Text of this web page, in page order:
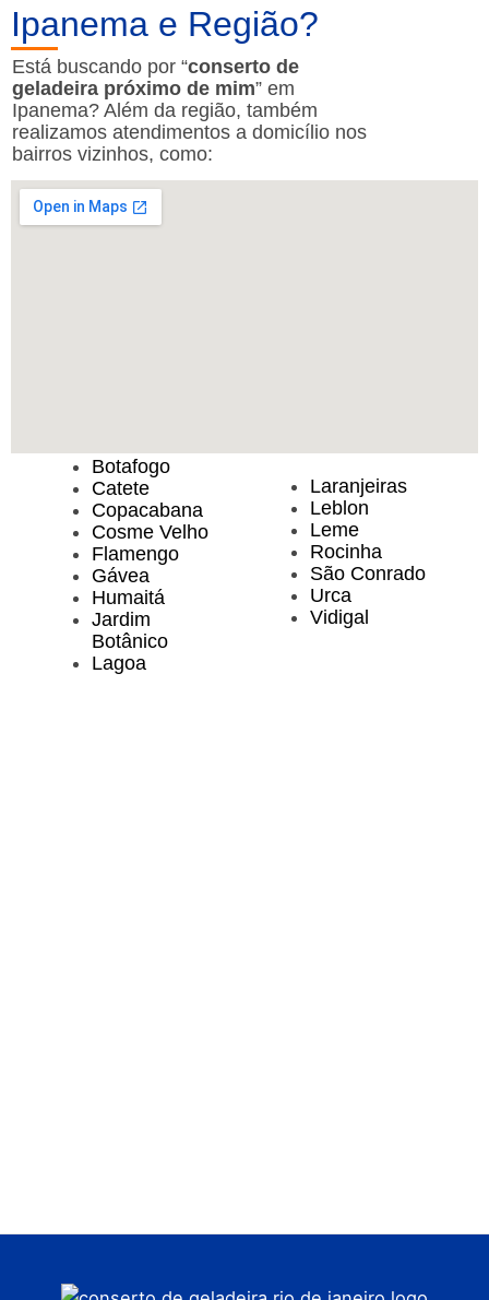
Ipanema e Região?
Está buscando por “conserto de
geladeira próximo de mim” em
Ipanema? Além da região, também
realizamos atendimentos a domicílio nos
bairros vizinhos, como:
Botafogo
Catete
Copacabana
Cosme Velho
Flamengo
Gávea
Humaitá
Jardim
Botânico
Lagoa
Laranjeiras
Leblon
Leme
Rocinha
São Conrado
Urca
Vidigal